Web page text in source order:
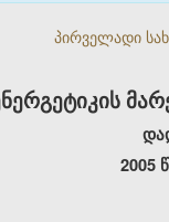
პირველადი
2005